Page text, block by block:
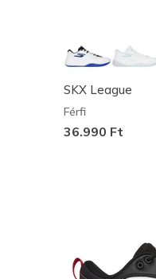
SKX League
Férfi
36.990 Ft